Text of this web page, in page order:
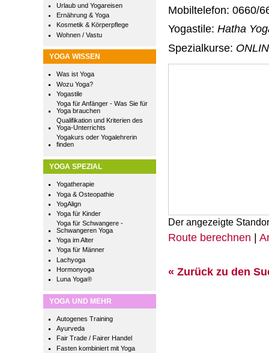
Urlaub und Yogareisen
Ernährung & Yoga
Kosmetik & Körperpflege
Wohnen / Vastu
YOGA WISSEN
Was ist Yoga
Wozu Yoga?
Yogastile
Yoga für Anfänger - Was Sie für
Yoga brauchen
Qualifikation und Kriterien des
Yoga-Unterrichts
Yogakurs oder Yogalehrerin
finden
YOGA SPEZIAL
Yogatherapie
Yoga & Osteopathie
YogAlign
Yoga für Kinder
Yoga für Schwangere -
Schwangeren Yoga
Yoga im Alter
Yoga für Männer
Lachyoga
Hormonyoga
Luna Yoga®
YOGA UND MEHR
Autogenes Training
Ayurveda
Fair Trade / Fairer Handel
Fasten kombiniert mit Yoga
Mobiltelefon: 0660/
Yogastile: Hatha
Spezialkurse:
Der angezeigte
Route berechnen |
« Zurück zu den